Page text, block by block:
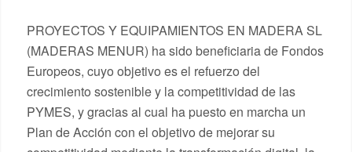
PROYECTOS Y EQUIPAMIENTOS EN MADERA SL
(MADERAS MENUR) ha sido beneficiaria de Fondos
Europeos, cuyo objetivo es el refuerzo del
crecimiento sostenible y la competitividad de las
PYMES, y gracias al cual ha puesto en marcha un
Plan de Acción con el objetivo de mejorar su